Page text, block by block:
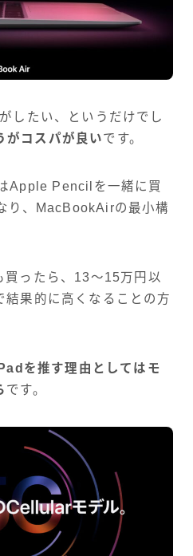
したい、というだけでし
コスパが良いです。
Apple Pencilを一緒に買
り、MacBookAirの最小構
買ったら、13～15万円以
結果的に高くなることの方
を推す理由としてはモ
です。